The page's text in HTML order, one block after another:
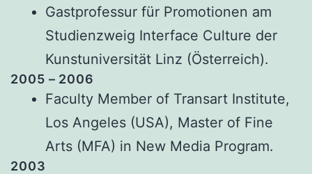
Gastprofessur für Promotionen am
Studienzweig Interface Culture der
Kunstuniversität Linz (Österreich).
2005 – 2006
Faculty Member of Transart Institute,
Los Angeles (USA), Master of Fine
Arts (MFA) in New Media Program.
2003